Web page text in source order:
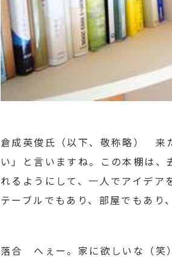
倉成英俊氏（以下、敬称略） 来
い」と言いますね。この本棚は
れるようにして、一人でアイデア
テーブルでもあり、部屋でもあり
落合 へぇー。家に欲しいな（笑